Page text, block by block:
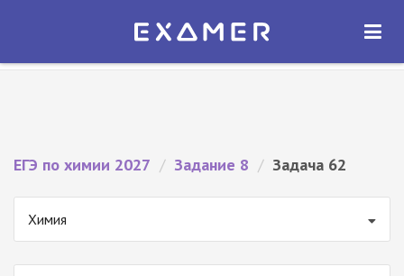
Экзамер — ЕГЭ 2027
ОТКРЫТЬ
ЕГЭ по химии 2027 / Задание 8 / Задача 62
Химия